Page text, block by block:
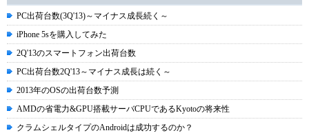
PC出荷台数(3Q'13)～マイナス成長続く～
iPhone 5sを購入してみた
2Q'13のスマートフォン出荷台数
PC出荷台数2Q'13～マイナス成長は続く～
2013年のOSの出荷台数予測
AMDの省電力&GPU搭載サーバCPUであるKyotoの将来性
クラムシェルタイプのAndroidは成功するのか？